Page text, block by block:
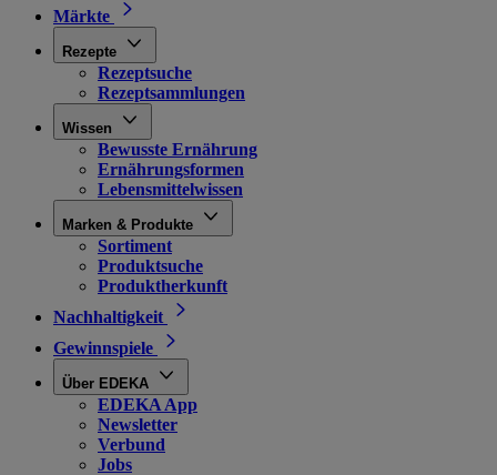
Märkte
Rezepte
Rezeptsuche
Rezeptsammlungen
Wissen
Bewusste Ernährung
Ernährungsformen
Lebensmittelwissen
Marken & Produkte
Sortiment
Produktsuche
Produktherkunft
Nachhaltigkeit
Gewinnspiele
Über EDEKA
EDEKA App
Newsletter
Verbund
Jobs